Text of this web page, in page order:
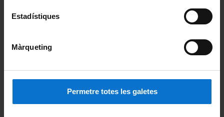
Estadístiques
Màrqueting
Permetre totes les galetes
Presentació